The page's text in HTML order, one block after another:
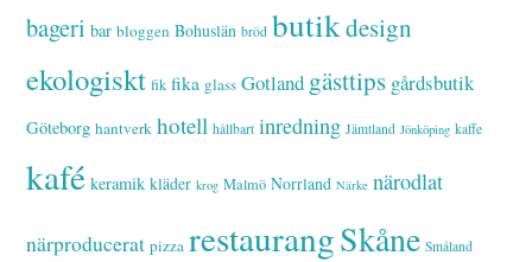
bageri bar bloggen Bohuslän bröd butikdesign
ekologiskt fik fika glass Gotland gästtips gårdsbutik
Göteborg hantverk hotell hållbart inredning Jämtland Jönköping kaffe
kafé keramik kläder krog Malmö Norrland Närke närodlat
närproducerat pizza restaurangSkåne Småland